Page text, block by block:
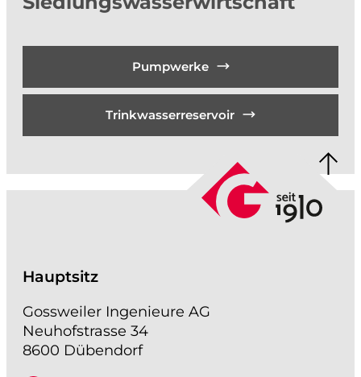
Pumpwerke
Trinkwasserreservoir
Hauptsitz
Gossweiler Ingenieure AG
Neuhofstrasse 34
8600 Dübendorf